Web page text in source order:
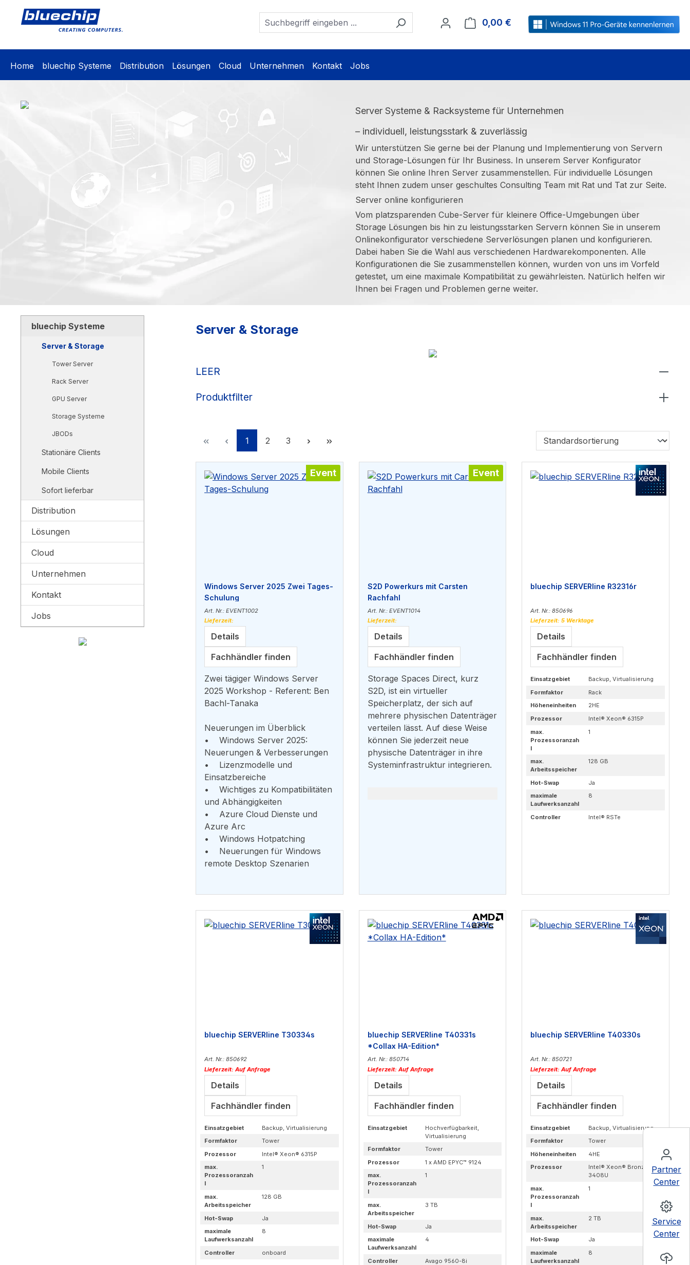
Zur Hauptnavigation springen
Partner
Center
Service
Center
0,00 € Warenkorb enthält 0 Positionen. Der
Home bluechip Systeme Distribution Lösungen Cloud Unternehmen Kontakt Jobs
Server Systeme & Racksysteme für Unternehmen
– individuell, leistungsstark & zuverlässig
Wir unterstützen Sie gerne bei der Planung und Implementierung von Servern
und Storage-Lösungen für Ihr Business. In unserem Server Konfigurator
können Sie online Ihren Server zusammenstellen. Für individuelle Lösungen
steht Ihnen zudem unser geschultes Consulting Team mit Rat und Tat zur Seite.
Server online konfigurieren
Vom platzsparenden Cube-Server für kleinere Office-Umgebungen über
Storage Lösungen bis hin zu leistungsstarken Servern können Sie in unserem
Onlinekonfigurator verschiedene Serverlösungen planen und konfigurieren.
Dabei haben Sie die Wahl aus verschiedenen Hardwarekomponenten. Alle
Konfigurationen die Sie zusammenstellen können, wurden von uns im Vorfeld
getestet, um eine maximale Kompatibilität zu gewährleisten. Natürlich helfen wir
Ihnen bei Fragen und Problemen gerne weiter.
bluechip Systeme
Server & Storage
Tower Server
Rack Server
GPU Server
Storage Systeme
JBODs
Stationäre Clients
Mobile Clients
Sofort lieferbar
Distribution
Lösungen
Cloud
Unternehmen
Kontakt
Jobs
Server & Storage
LEER
Produktfilter
Seite
1 Seite
2 Seite
3
Event
Windows Server 2025 Zwei Tages-
Schulung
Art. Nr.: EVENT1002
Lieferzeit:
Details
Fachhändler finden
Zwei tägiger Windows Server
2025 Workshop - Referent: Ben
Bachl-Tanaka
Neuerungen im Überblick
• Windows Server 2025:
Neuerungen & Verbesserungen
• Lizenzmodelle und
Einsatzbereiche
• Wichtiges zu Kompatibilitäten
und Abhängigkeiten
• Azure Cloud Dienste und
Azure Arc
• Windows Hotpatching
• Neuerungen für Windows
remote Desktop Szenarien
Event
S2D Powerkurs mit Carsten
Rachfahl
Art. Nr.: EVENT1014
Lieferzeit:
Details
Fachhändler finden
Storage Spaces Direct, kurz
S2D, ist ein virtueller
Speicherplatz, der sich auf
mehrere physischen Datenträger
verteilen lässt. Auf diese Weise
können Sie jederzeit neue
physische Datenträger in ihre
Systeminfrastruktur integrieren.​
bluechip SERVERline R32316r
Art. Nr.: 850696
Lieferzeit: 5 Werktage
Details
Fachhändler finden
Einsatzgebiet
Backup, Virtualisierung
Formfaktor
Rack
Höheneinheiten
2HE
Prozessor
Intel® Xeon® 6315P
max.
Prozessoranzah
l
1
max.
Arbeitsspeicher
128 GB
Hot-Swap
Ja
maximale
Laufwerksanzahl
8
Controller Intel® RSTe
bluechip SERVERline T30334s
Art. Nr.: 850692
Lieferzeit: Auf Anfrage
Details
Fachhändler finden
Einsatzgebiet
Backup, Virtualisierung
Formfaktor
Tower
Prozessor
Intel® Xeon® 6315P
max.
Prozessoranzah
l
1
max.
Arbeitsspeicher
128 GB
Hot-Swap
Ja
maximale
Laufwerksanzahl
8
Controller onboard
bluechip SERVERline T40331s
*Collax HA-Edition*
Art. Nr.: 850714
Lieferzeit: Auf Anfrage
Details
Fachhändler finden
Einsatzgebiet
Hochverfügbarkeit,
Virtualisierung
Formfaktor
Tower
Prozessor
1 x AMD EPYC™ 9124
max.
Prozessoranzah
l
1
max.
Arbeitsspeicher
3 TB
Hot-Swap
Ja
maximale
Laufwerksanzahl
4
Controller Avago 9560-8i
bluechip SERVERline T40330s
Art. Nr.: 850721
Lieferzeit: Auf Anfrage
Details
Fachhändler finden
Einsatzgebiet
Backup, Virtualisierung
Formfaktor
Tower
Höheneinheiten
4HE
Prozessor
Intel® Xeon® Bronze
3408U
max.
Prozessoranzah
l
1
max.
Arbeitsspeicher
2 TB
Hot-Swap
Ja
maximale
Laufwerksanzahl
8